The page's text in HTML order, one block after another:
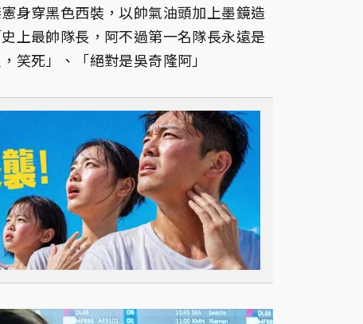
身穿黑色西裝，以帥氣油頭加上墨鏡造
上最帥隊長，阿不過第一名隊長永遠是
笑死」、「絕對是吳奇隆阿」